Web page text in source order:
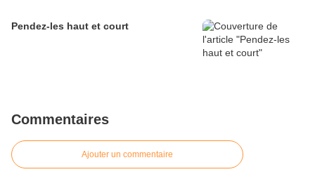
Pendez-les haut et court
Commentaires
Ajouter un commentaire